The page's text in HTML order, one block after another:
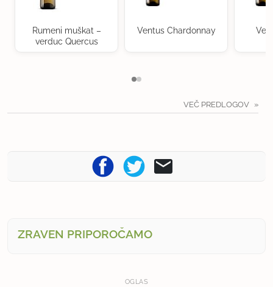
Rumeni muškat –
verduc Quercus
Ventus Chardonnay
VEČ PREDLOGOV
ZRAVEN PRIPOROČAMO
OGLAS